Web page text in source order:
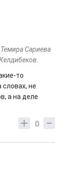
Сариева
то
словах, не
а на деле
0